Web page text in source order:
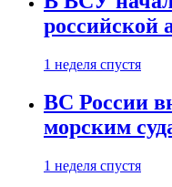
российской
1 неделя спустя
ВС России
морским
1 неделя спустя